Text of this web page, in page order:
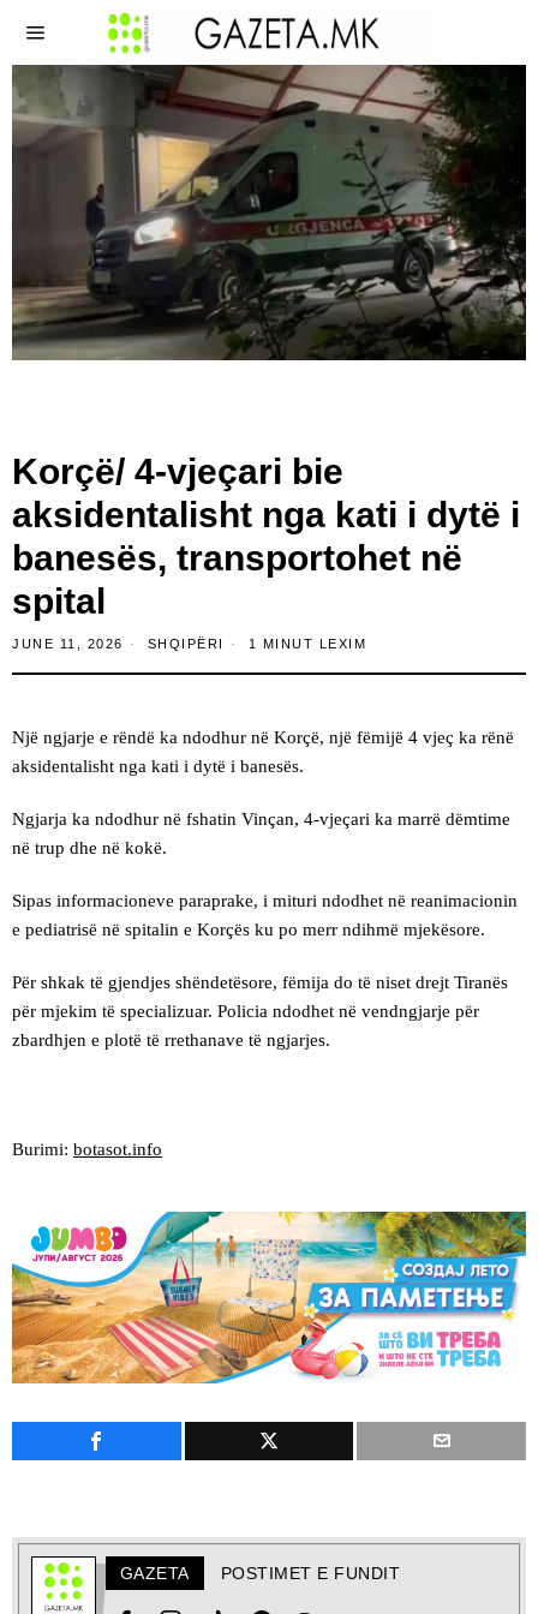
Korçë/ 4-vjeçari bie
aksidentalisht nga kati i dytë i
banesës, transportohet në
spital
JUNE 11, 2026 SHQIPËRI 1 MINUT LEXIM
Një ngjarje e rëndë ka ndodhur në Korçë, një fëmijë 4 vjeç ka rënë
aksidentalisht nga kati i dytë i banesës.
Ngjarja ka ndodhur në fshatin Vinçan, 4-vjeçari ka marrë dëmtime
në trup dhe në kokë.
Sipas informacioneve paraprake, i mituri ndodhet në reanimacionin
e pediatrisë në spitalin e Korçës ku po merr ndihmë mjekësore.
Për shkak të gjendjes shëndetësore, fëmija do të niset drejt Tiranës
për mjekim të specializuar. Policia ndodhet në vendngjarje për
zbardhjen e plotë të rrethanave të ngjarjes.
Burimi: botasot.info
GAZETA POSTIMET E FUNDIT